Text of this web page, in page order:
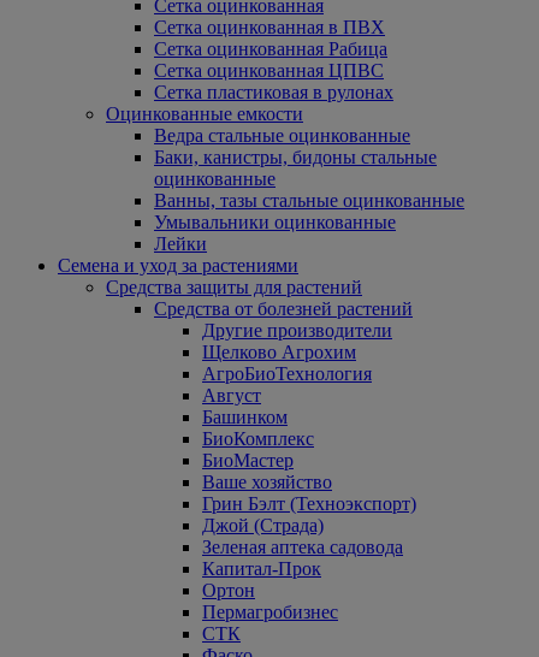
Сетка оцинкованная
Сетка оцинкованная в ПВХ
Сетка оцинкованная Рабица
Сетка оцинкованная ЦПВС
Сетка пластиковая в рулонах
Оцинкованные емкости
Ведра стальные оцинкованные
Баки, канистры, бидоны стальные
оцинкованные
Ванны, тазы стальные оцинкованные
Умывальники оцинкованные
Лейки
Семена и уход за растениями
Средства защиты для растений
Средства от болезней растений
Другие производители
Щелково Агрохим
АгроБиоТехнология
Август
Башинком
БиоКомплекс
БиоМастер
Ваше хозяйство
Грин Бэлт (Техноэкспорт)
Джой (Страда)
Зеленая аптека садовода
Капитал-Прок
Ортон
Пермагробизнес
СТК